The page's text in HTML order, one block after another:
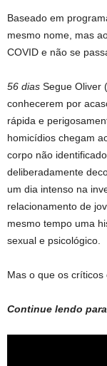
Baseado em
mesmo nome, mas
COVID e não se
56 dias Segue Oliver (
conhecerem por
rápida e
homicídios chegam
corpo não
deliberadamente
um dia intenso na
relacionamento de
mesmo tempo uma
sexual e psicológico.
Mas o que os
Continue lendo